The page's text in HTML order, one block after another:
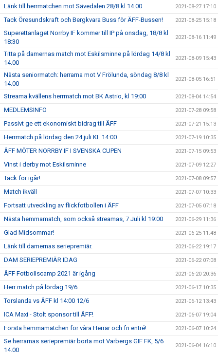
Länk till herrmatchen mot Sävedalen 28/8 kl 14.00 2021-08-27 17:10
Tack Öresundskraft och Bergkvara Buss för ÄFF-Bussen! 2021-08-25 15:18
Superettanlaget Norrby IF kommer till IP på onsdag, 18/8 kl
18:30
2021-08-16 11:49
Titta på damernas match mot Eskilsminne på lördag 14/8 kl
14.00
2021-08-09 15:43
Nästa seniormatch: herrarna mot V Frölunda, söndag 8/8 kl
14.00
2021-08-05 16:51
Streama kvällens herrmatch mot BK Astrio, kl 19:00 2021-08-04 14:54
MEDLEMSINFO 2021-07-28 09:58
Passivt ge ett ekonomiskt bidrag till ÄFF 2021-07-21 15:13
Herrmatch på lördag den 24 juli KL 14:00 2021-07-19 10:35
ÄFF MÖTER NORRBY IF I SVENSKA CUPEN 2021-07-15 09:53
Vinst i derby mot Eskilsminne 2021-07-09 12:27
Tack för igår! 2021-07-08 09:57
Match ikväll 2021-07-07 10:33
Fortsatt utveckling av flickfotbollen i ÄFF 2021-07-05 07:18
Nästa hemmamatch, som också streamas, 7 Juli kl 19:00 2021-06-29 11:36
Glad Midsommar! 2021-06-25 11:48
Länk till damernas seriepremiär. 2021-06-22 19:17
DAM SERIEPREMIÄR IDAG 2021-06-22 07:08
ÄFF Fotbollscamp 2021 är igång 2021-06-20 20:36
Herr match på lördag 19/6 2021-06-17 10:35
Torslanda vs ÄFF kl 14:00 12/6 2021-06-12 13:43
ICA Maxi - Stolt sponsor till ÄFF! 2021-06-07 19:04
Första hemmamatchen för våra Herrar och fri entré! 2021-06-07 10:24
Se herrarnas seriepremiär borta mot Varbergs GIF FK, 5/6
14.00
2021-06-04 16:10